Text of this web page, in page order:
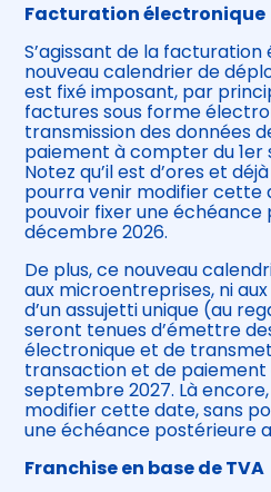
Facturation électronique
S’agissant de la
nouveau calendrier de
est fixé imposant, par
factures sous forme
transmission des données
paiement à compter du 1er
Notez qu’il est d’ores et
pourra venir modifier cette
pouvoir fixer une échéance
décembre 2026.
De plus, ce nouveau
aux microentreprises, ni
d’un assujetti unique (au
seront tenues d’émettre
électronique et de
transaction et de paiement
septembre 2027. Là
modifier cette date, sans
une échéance postérieure
Franchise en base de TVA